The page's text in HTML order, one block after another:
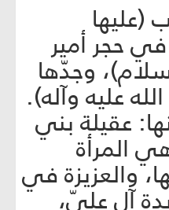
(عليها
حجر أمير
وجدّها
عليه وآله).
عقيلة بني
المرأة
والعزيزة في
آل عليّ،